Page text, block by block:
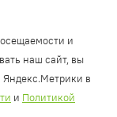
ПД
и
наш сайт, вы
в
и Политикой